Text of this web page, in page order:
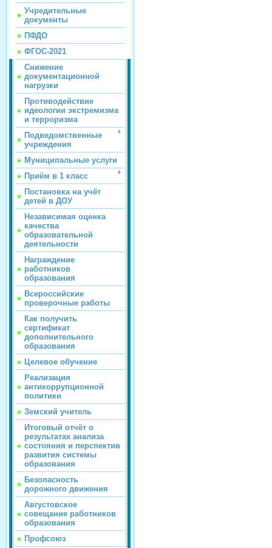
Учредительные
документы
ПФДО
ФГОС-2021
Снижение
документационной
нагрузки
Противодействие
идеологии экстремизма
и терроризма
Подведомственные
учреждения
Муниципальные услуги
Приём в 1 класс
Постановка на учёт
детей в ДОУ
Независимая оценка
качества
образовательной
деятельности
Награждение
работников
образования
Всероссийские
проверочные работы
Как получить
сертификат
дополнительного
образования
Целевое обучение
Реализация
антикоррупционной
политики
Земский учитель
Итоговый отчёт о
результатах анализа
состояния и перспектив
развития системы
образования
Безопасность
дорожного движения
Августовское
совещание работников
образования
Профсоюз